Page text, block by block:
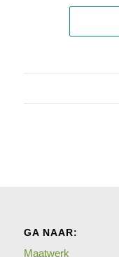
GA NAAR:
Maatwerk